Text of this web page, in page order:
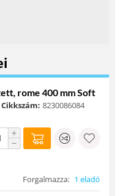
rome 400 mm Soft
Cikkszám: 8230086084
+
−
Forgalmazza: 1 eladó